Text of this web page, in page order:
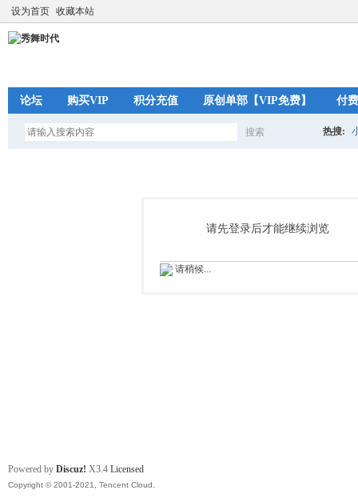
设为首页 收藏本站
论坛 购买VIP 积分充值 原创单部【VIP免费】 付
搜索
索
热搜:
请先登录后才能继续浏览
请稍候...
Powered by Discuz! X3.4 Licensed
Copyright © 2001-2021, Tencent Cloud.